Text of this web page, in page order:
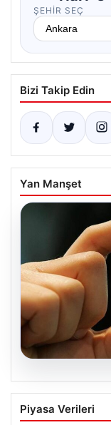
ŞEHIR SEÇ
Bizi Takip Edin
Yan Manşet
06.08.2026
Altın
fiyatları ne
Piyasa Verileri